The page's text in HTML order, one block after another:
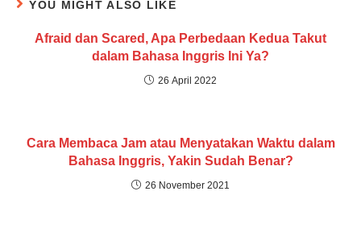
YOU MIGHT ALSO LIKE
Afraid dan Scared, Apa Perbedaan Kedua Takut
dalam Bahasa Inggris Ini Ya?
26 April 2022
Cara Membaca Jam atau Menyatakan Waktu dalam
Bahasa Inggris, Yakin Sudah Benar?
26 November 2021